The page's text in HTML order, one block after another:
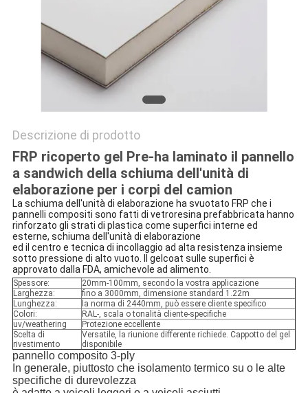
Descrizione di prodotto
FRP ricoperto gel Pre-ha laminato il pannello
a sandwich della schiuma dell'unità di
elaborazione per i corpi del camion
La schiuma dell'unità di elaborazione ha svuotato FRP che i
pannelli compositi sono fatti di vetroresina prefabbricata hanno
rinforzato gli strati di plastica come superfici interne ed
esterne, schiuma dell'unità di elaborazione
ed il centro e tecnica di incollaggio ad alta resistenza insieme
sotto pressione di alto vuoto. Il gelcoat sulle superfici è
approvato dalla FDA, amichevole ad alimento.
Spessore:
20mm-100mm, secondo la vostra applicazione
Larghezza:
fino a 3000mm, dimensione standard 1.22m
Lunghezza:
la norma di 2440mm, può essere cliente specifico
Colori:
RAL-, scala o tonalità cliente-specifiche
uv/weathering
Protezione eccellente
Scelta di
rivestimento
Versatile, la riunione differente richiede. Cappotto del gel
disponibile
pannello composito 3-ply
In generale, piuttosto che isolamento termico su o le alte
specifiche di durevolezza